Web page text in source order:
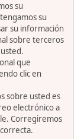
su
su
su información
sobre terceros
que
clic en
sobre usted es
electrónico a
Corregiremos